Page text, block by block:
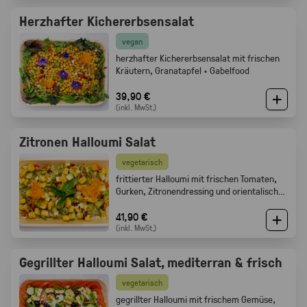
Herzhafter Kichererbsensalat
vegan
herzhafter Kichererbsensalat mit frischen
Kräutern, Granatapfel · Gabelfood
39,90 €
(inkl. MwSt.)
Zitronen Halloumi Salat
vegetarisch
frittierter Halloumi mit frischen Tomaten,
Gurken, Zitronendressing und orientalischen
41,90 €
(inkl. MwSt.)
Gegrillter Halloumi Salat, mediterran & frisch
vegetarisch
gegrillter Halloumi mit frischem Gemüse,